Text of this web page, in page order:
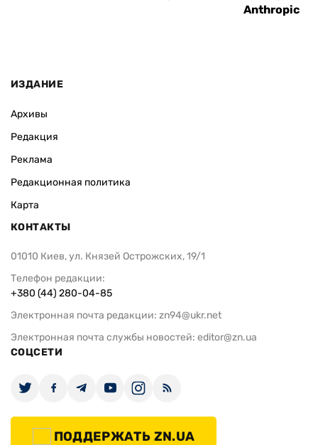
Anthropic
ИЗДАНИЕ
Архивы
Редакция
Реклама
Редакционная политика
Карта
КОНТАКТЫ
01010 Киев, ул. Князей Острожских, 19/1
Телефон редакции:
+380 (44) 280-04-85
Электронная почта редакции: zn94@ukr.net
Электронная почта службы новостей: editor@zn.ua
СОЦСЕТИ
ПОДДЕРЖАТЬ ZN.UA